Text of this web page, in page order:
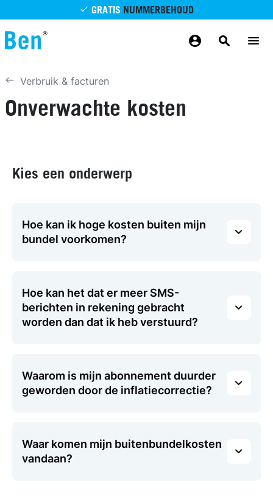
Overslaan en naar de inhoud gaan
GRATIS NUMMERBEHOUD
Verbruik & facturen
Onverwachte kosten
Kies een onderwerp
Hoe kan ik hoge kosten buiten mijn
bundel voorkomen?
Hoe kan het dat er meer SMS-
berichten in rekening gebracht
worden dan dat ik heb verstuurd?
Waarom is mijn abonnement duurder
geworden door de inflatiecorrectie?
Waar komen mijn buitenbundelkosten
vandaan?